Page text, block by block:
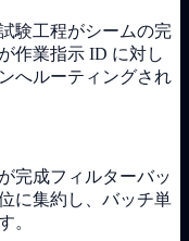
験工程がシームの完
作業指示 ID に対し
へルーティングされ
完成フィルターバッ
に集約し、バッチ単
。